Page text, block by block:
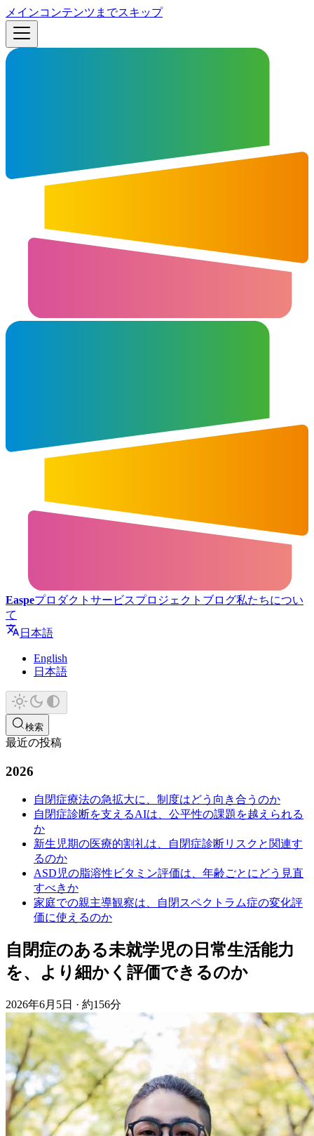
メインコンテンツまでスキップ
Easpeプロダクト サービスプロジェクト ブログ私たちについ
て
日本語
English
日本語
検索
最近の投稿
2026
自閉症療法の急拡大に、制度はどう向き合うのか
自閉症診断を支えるAIは、公平性の課題を越えられる
か
新生児期の医療的割礼は、自閉症診断リスクと関連す
るのか
ASD児の脂溶性ビタミン評価は、年齢ごとにどう見直
すべきか
家庭での親主導観察は、自閉スペクトラム症の変化評
価に使えるのか
自閉症のある未就学児の日常生活能力
を、より細かく評価できるのか
2026年6月5日 · 約156分